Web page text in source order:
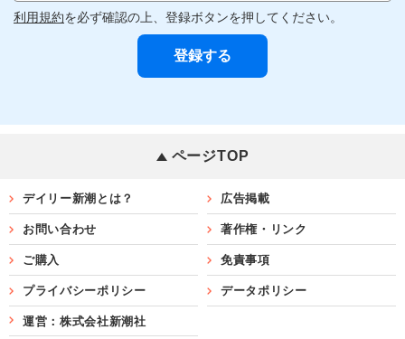
利用規約を必ず確認の上、登録ボタンを押してください。
ページTOP
デイリー新潮とは？ 広告掲載
お問い合わせ 著作権・リンク
ご購入 免責事項
プライバシーポリシー データポリシー
運営：株式会社新潮社